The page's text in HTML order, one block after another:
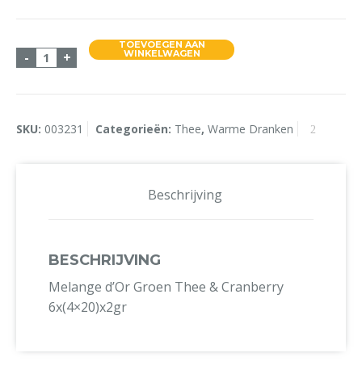
- Melange d'Or Groen Thee & Cranberry
+
TOEVOEGEN AAN
WINKELWAGEN
SKU: 003231 Categorieën: Thee, Warme Dranken
Beschrijving
BESCHRIJVING
Melange d’Or Groen Thee & Cranberry
6x(4×20)x2gr